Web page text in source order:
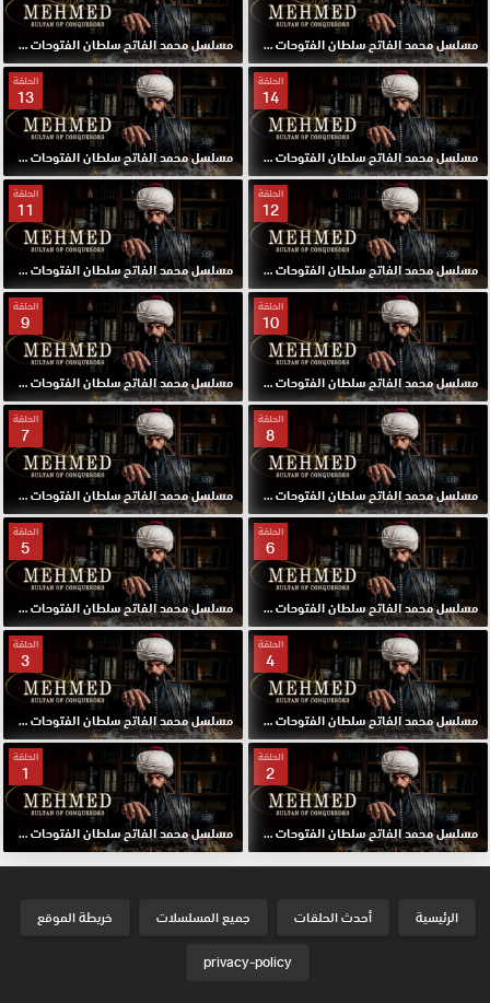
مسلسل محمد الفاتح سلطان الفتوحات مترجم الحلقة 16 HD مسلسل محمد الفاتح سلطان الفتوحات مترجم الحلقة 15 HD
الحلقة
14
مسلسل محمد الفاتح سلطان الفتوحات مترجم الحلقة 14 HD
الحلقة
13
مسلسل محمد الفاتح سلطان الفتوحات مترجم الحلقة 13 HD
الحلقة
12
مسلسل محمد الفاتح سلطان الفتوحات مترجم الحلقة 12 HD
الحلقة
11
مسلسل محمد الفاتح سلطان الفتوحات مترجم الحلقة 11 HD
الحلقة
10
مسلسل محمد الفاتح سلطان الفتوحات مترجم الحلقة 10 HD
الحلقة
9
مسلسل محمد الفاتح سلطان الفتوحات مترجم الحلقة 9 HD
الحلقة
8
مسلسل محمد الفاتح سلطان الفتوحات مترجم الحلقة 8 HD
الحلقة
7
مسلسل محمد الفاتح سلطان الفتوحات مترجم الحلقة 7 HD
الحلقة
6
مسلسل محمد الفاتح سلطان الفتوحات مترجم الحلقة 6 HD
الحلقة
5
مسلسل محمد الفاتح سلطان الفتوحات مترجم الحلقة 5 HD
الحلقة
4
مسلسل محمد الفاتح سلطان الفتوحات مترجم الحلقة 4 HD
الحلقة
3
مسلسل محمد الفاتح سلطان الفتوحات مترجم الحلقة 3 HD
الحلقة
2
مسلسل محمد الفاتح سلطان الفتوحات مترجم الحلقة 2 HD
الحلقة
1
مسلسل محمد الفاتح سلطان الفتوحات مترجم الحلقة الاولي 1 HD
الرئيسية أحدث الحلقات جميع المسلسلات
خريطة الموقع
privacy-policy